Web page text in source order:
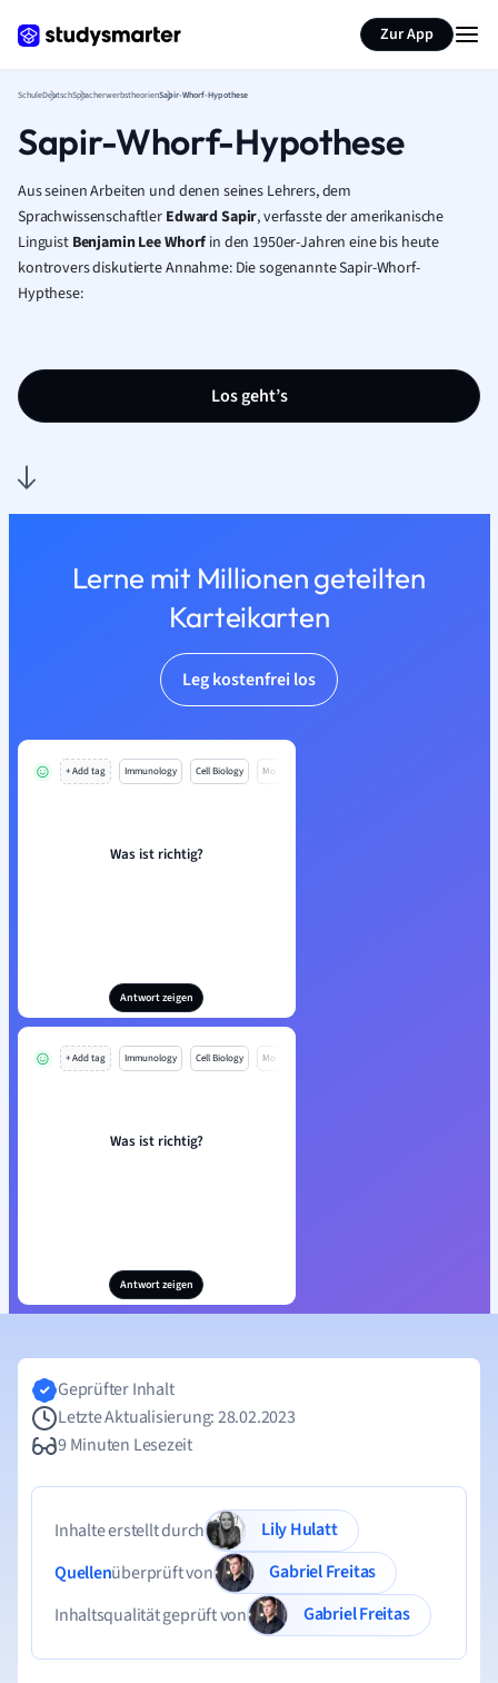
Zur App
SchuleDeutschSpracherwerbstheorienSapir-Whorf-Hypothese
Sapir-Whorf-Hypothese
Aus seinen Arbeiten und denen seines Lehrers, dem
Sprachwissenschaftler Edward Sapir, verfasste der amerikanische
Linguist Benjamin Lee Whorf in den 1950er-Jahren eine bis heute
kontrovers diskutierte Annahme: Die sogenannte Sapir-Whorf-
Hypthese:
Los geht’s
Lerne mit Millionen geteilten
Karteikarten
Leg kostenfrei los
+ Add tag Immunology Cell Biology Mo
Was ist richtig?
Antwort zeigen
+ Add tag Immunology Cell Biology Mo
Was ist richtig?
Antwort zeigen
Seite zusammenfassen
Geprüfter Inhalt
Letzte Aktualisierung: 28.02.2023
9 Minuten Lesezeit
Inhalte erstellt durch
Lily Hulatt
Quellenüberprüft von
Gabriel Freitas
Inhaltsqualität geprüft von
Gabriel Freitas